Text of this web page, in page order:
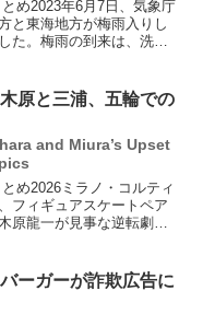
め2023年6月7日、気象庁
と東海地方が梅雨入りし
た。梅雨の到来は、洗濯
されます。梅雨の影響を
体...
原と三浦、五輪での
and Miura’s Upset
め2026ミラノ・コルティ
フィギュアスケートペア
原龍一が見事な逆転劇を
高得点の158.13を記録
ーガーが詐欺広告に